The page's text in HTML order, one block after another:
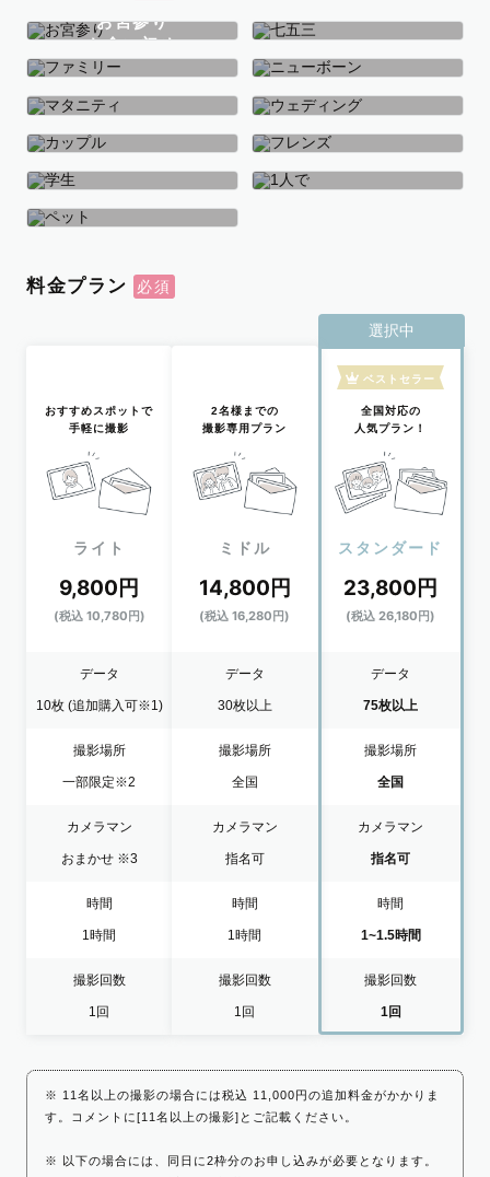
お宮参り
お食い初め
七五三
ファミリー ニューボーン
マタニティ ウェディング
カップル フレンズ
学生
料金プラン
おすすめスポットで
手軽に撮影
ライト
9,800円
(税込 10,780円)
データ
10枚 (追加購入可※1)
撮影場所
一部限定※2
カメラマン
おまかせ ※3
時間
1時間
撮影回数
1回
2名様までの
撮影専用プラン
ミドル
14,800円
(税込 16,280円)
データ
30枚以上
撮影場所
全国
カメラマン
指名可
時間
1時間
撮影回数
1回
選択中
ベストセラー
全国対応の
人気プラン！
スタンダード
23,800円
(税込 26,180円)
データ
75枚以上
撮影場所
全国
カメラマン
指名可
時間
1~1.5時間
撮影回数
1回
※ 11名以上の撮影の場合には税込 11,000円の追加料金がかかりま
す。コメントに[11名以上の撮影]とご記載ください。
※ 以下の場合には、同日に2枠分のお申し込みが必要となります。